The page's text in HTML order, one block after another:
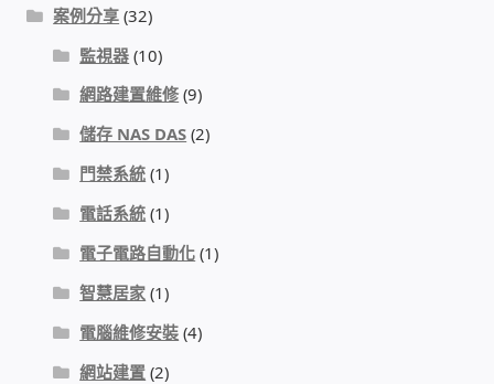
印表列印伺服器
虛擬機 Virtual machine VirtualBox Hyper-V
VMware
網路 到府檢測 連線設定
光纖網路
TP-Link TAIWAN(普聯技術)
PHP程式設計
案例分享 (32)
監視器 (10)
網路建置維修 (9)
儲存 NAS DAS (2)
門禁系統 (1)
電話系統 (1)
電子電路自動化 (1)
智慧居家 (1)
電腦維修安裝 (4)
網站建置 (2)